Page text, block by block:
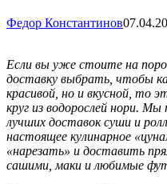
Федор Константинов
Если вы уже стоите на
доставку выбрать, чтобы
красивой, но и вкусной, то
круг из водорослей нори.
лучших доставок суши и
настоящее кулинарное
«нарезать» и доставить
сашими, маки и любимые